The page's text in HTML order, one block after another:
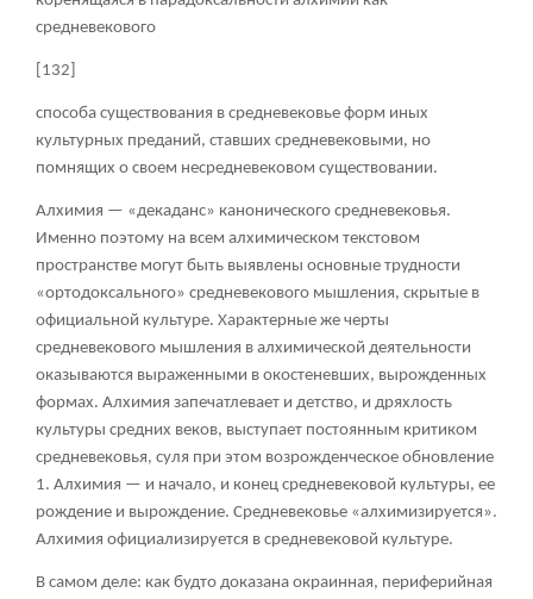
средневекового
[132]
способа существования в средневековье форм иных
культурных преданий, ставших средневековыми, но
помнящих о своем несредневековом существовании.
Алхимия — «декаданс» канонического средневековья.
Именно поэтому на всем алхимическом текстовом
пространстве могут быть выявлены основные трудности
«ортодоксального» средневекового мышления, скрытые в
официальной культуре. Характерные же черты
средневекового мышления в алхимической деятельности
оказываются выраженными в окостеневших, вырожденных
формах. Алхимия запечатлевает и детство, и дряхлость
культуры средних веков, выступает постоянным критиком
средневековья, суля при этом возрожденческое обновление
1. Алхимия — и начало, и конец средневековой культуры, ее
рождение и вырождение. Средневековье «алхимизируется».
Алхимия официализируется в средневековой культуре.
В самом деле: как будто доказана окраинная, периферийная